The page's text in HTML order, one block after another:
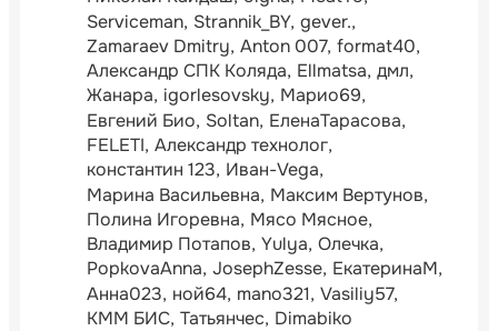
Serviceman Strannik_BY gever.
Zamaraev Dmitry Anton 007 format40
Александр СПК Коляда Ellmatsa дмл
Жанара igorlesovsky Марио69
Евгений Био Soltan ЕленаТарасова
FELETI Александр технолог
константин 123 Иван-Vega
Марина Васильевна Максим Вертунов
Полина Игоревна Мясо Мясное
Владимир Потапов Yulya Олечка
PopkovaAnna JosephZesse ЕкатеринаМ
Анна023 ной64 mano321 Vasiliy57
КММ БИС Татьянчес Dimabiko